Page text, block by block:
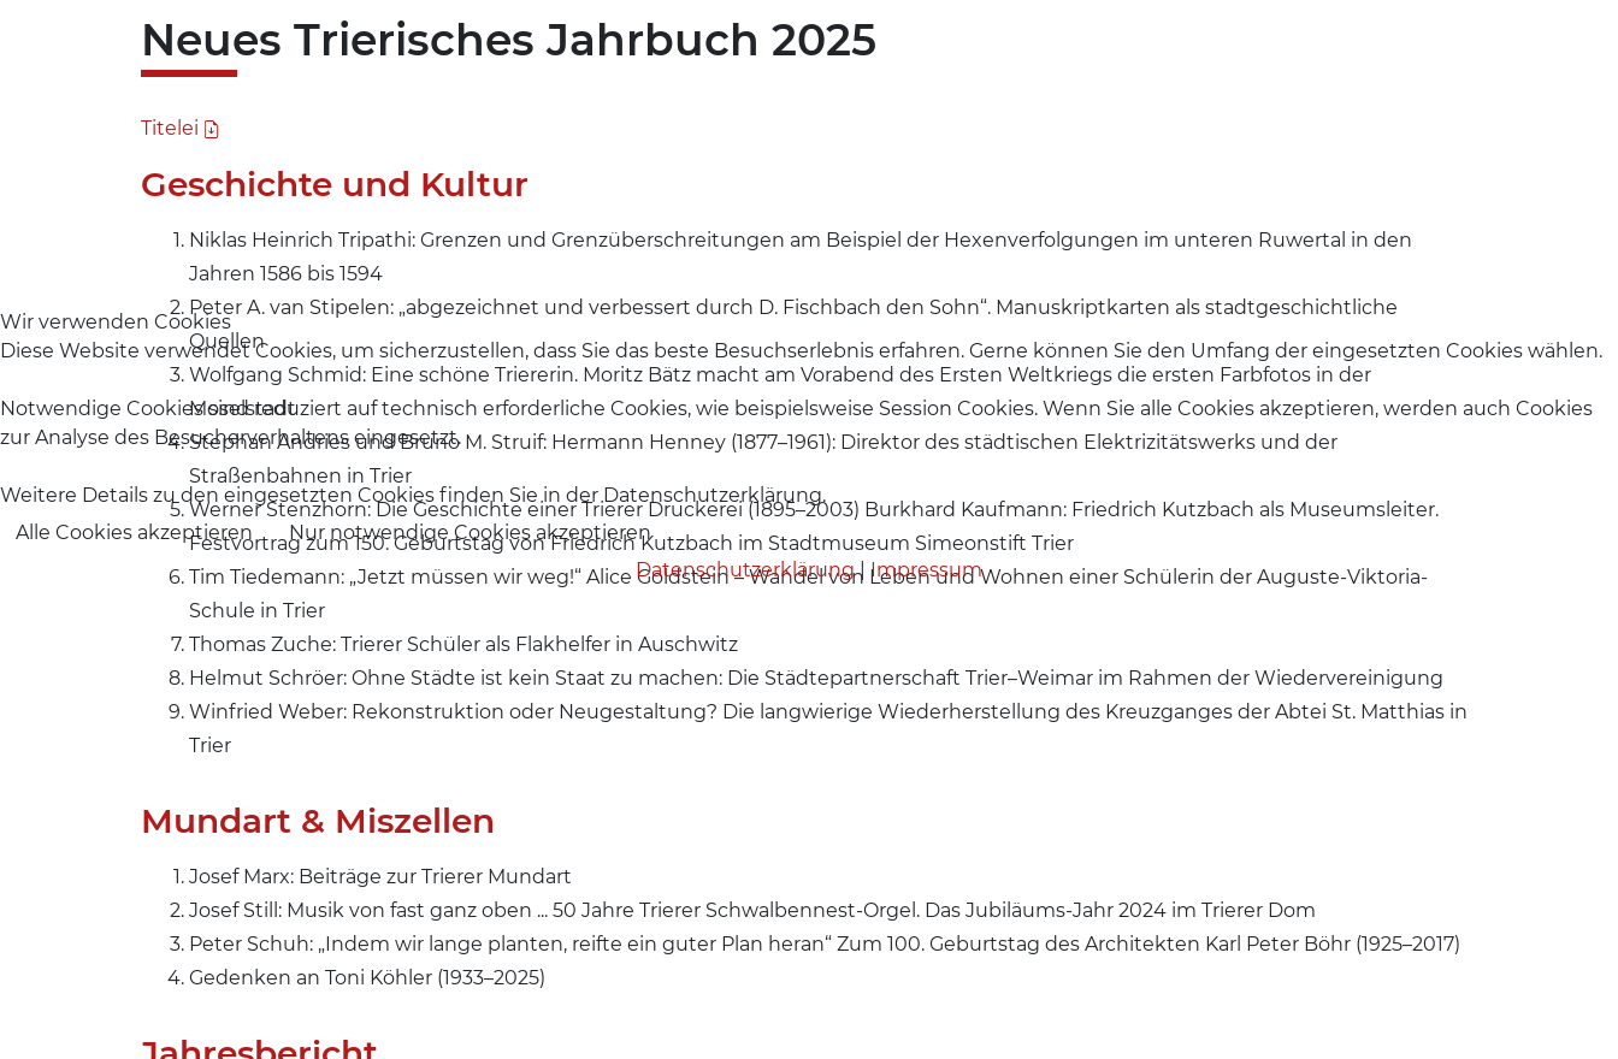
Neues Trierisches Jahrbuch 2025
Titelei
Geschichte und Kultur
Niklas Heinrich Tripathi: Grenzen und Grenzüberschreitungen am Beispiel der Hexenverfolgungen im unteren Ruwertal in den
Jahren 1586 bis 1594
Peter A. van Stipelen: „abgezeichnet und verbessert durch D. Fischbach den Sohn“. Manuskriptkarten als stadtgeschichtliche
Quellen
Wolfgang Schmid: Eine schöne Triererin. Moritz Bätz macht am Vorabend des Ersten Weltkriegs die ersten Farbfotos in der
Moselstadt
Stephan Andries und Bruno M. Struif: Hermann Henney (1877–1961): Direktor des städtischen Elektrizitätswerks und der
Straßenbahnen in Trier
Werner Stenzhorn: Die Geschichte einer Trierer Druckerei (1895–2003) Burkhard Kaufmann: Friedrich Kutzbach als Museumsleiter.
Festvortrag zum 150. Geburtstag von Friedrich Kutzbach im Stadtmuseum Simeonstift Trier
Tim Tiedemann: „Jetzt müssen wir weg!“ Alice Goldstein – Wandel von Leben und Wohnen einer Schülerin der Auguste-Viktoria-
Schule in Trier
Thomas Zuche: Trierer Schüler als Flakhelfer in Auschwitz
Helmut Schröer: Ohne Städte ist kein Staat zu machen: Die Städtepartnerschaft Trier–Weimar im Rahmen der Wiedervereinigung
Winfried Weber: Rekonstruktion oder Neugestaltung? Die langwierige Wiederherstellung des Kreuzganges der Abtei St. Matthias in
Trier
Mundart & Miszellen
Josef Marx: Beiträge zur Trierer Mundart
Josef Still: Musik von fast ganz oben ... 50 Jahre Trierer Schwalbennest-Orgel. Das Jubiläums-Jahr 2024 im Trierer Dom
Peter Schuh: „Indem wir lange planten, reifte ein guter Plan heran“ Zum 100. Geburtstag des Architekten Karl Peter Böhr (1925–2017)
Gedenken an Toni Köhler (1933–2025)
Wir verwenden Cookies
Diese Website verwendet Cookies, um sicherzustellen, dass Sie das beste Besuchserlebnis erfahren. Gerne können Sie den Umfang der eingesetzten Cookies wählen.
Notwendige Cookies sind reduziert auf technisch erforderliche Cookies, wie beispielsweise Session Cookies. Wenn Sie alle Cookies akzeptieren, werden auch Cookies
zur Analyse des Besucherverhaltens eingesetzt.
Weitere Details zu den eingesetzten Cookies finden Sie in der Datenschutzerklärung.
Alle Cookies akzeptieren
Nur notwendige Cookies akzeptieren
Datenschutzerklärung| Impressum